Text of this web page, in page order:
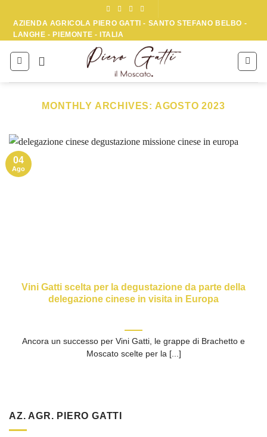
content
AZIENDA AGRICOLA PIERO GATTI - SANTO STEFANO BELBO -
LANGHE - PIEMONTE - ITALIA
MONTHLY ARCHIVES: AGOSTO 2023
AZ. AGR. PIERO GATTI
Vini Gatti scelta per la degustazione da parte della
delegazione cinese in visita in Europa
Ancora un successo per Vini Gatti, le grappe di Brachetto e
Moscato scelte per la [...]
04
Ago